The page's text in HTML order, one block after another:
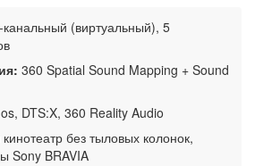
(виртуальный), 5
360 Spatial Sound Mapping + Sound
DTS:X, 360 Reality Audio
без тыловых колонок,
Sony BRAVIA